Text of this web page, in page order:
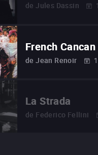
de Jules Dassin
French Cancan
de Jean Renoir
La Strada
de Federico Fellini